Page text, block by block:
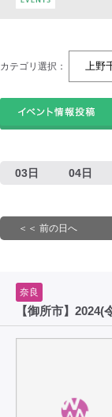
カテゴリ選択：
03日 04日
＜＜ 前の日へ
奈良
【御所市】